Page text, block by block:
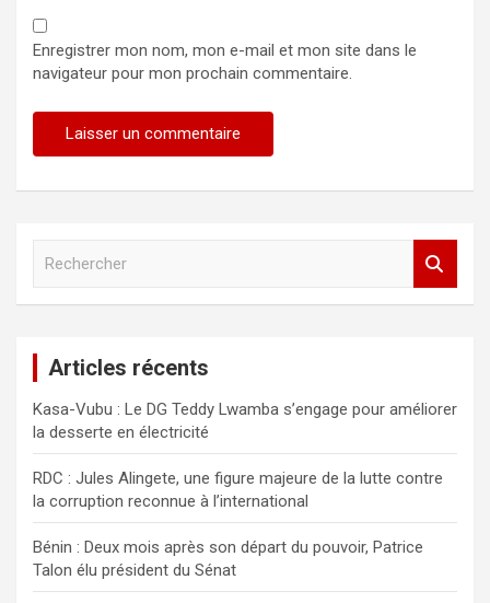
Enregistrer mon nom, mon e-mail et mon site dans le
navigateur pour mon prochain commentaire.
c
h
e
r
Articles récents
Kasa-Vubu : Le DG Teddy Lwamba s’engage pour améliorer
la desserte en électricité
RDC : Jules Alingete, une figure majeure de la lutte contre
la corruption reconnue à l’international
Bénin : Deux mois après son départ du pouvoir, Patrice
Talon élu président du Sénat